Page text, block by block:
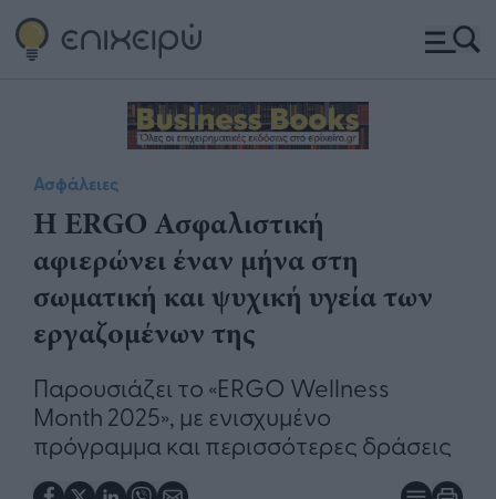
Ασφάλειες
Η ERGO Ασφαλιστική
αφιερώνει έναν μήνα στη
σωματική και ψυχική υγεία των
εργαζομένων της
Παρουσιάζει το «ERGO Wellness
Month 2025», με ενισχυμένο
πρόγραμμα και περισσότερες δράσεις